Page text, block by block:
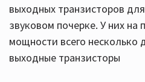
выходных транзисторов
звуковом почерке. У них на
мощности всего несколько
выходные транзисторы